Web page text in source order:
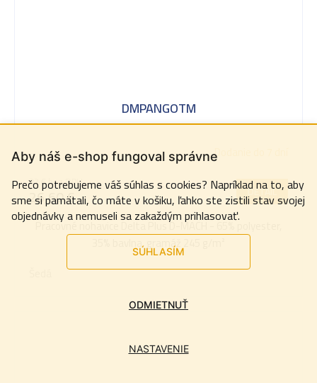
Aby náš e-shop fungoval správne
Prečo potrebujeme váš súhlas s cookies? Napríklad na to, aby
sme si pamätali, čo máte v košiku, ľahko ste zistili stav svojej
objednávky a nemuseli sa zakaždým prihlasovať.
SÚHLASÍM
NASTAVENIE
ODMIETNUŤ
DMPANGOTM
Dodanie do 7 dní
22 € bez DPH
26,60 € DETAIL
Pracovné nohavice Delta Plus D-MACH - 65% polyester,
35% bavlna, gramáž 245 g/m²